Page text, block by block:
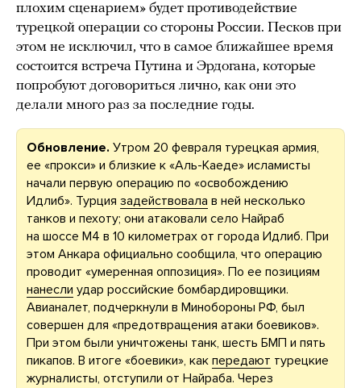
плохим сценарием» будет противодействие
турецкой операции со стороны России. Песков при
этом не исключил, что в самое ближайшее время
состоится встреча Путина и Эрдогана, которые
попробуют договориться лично, как они это
делали много раз за последние годы.
Обновление. Утром 20 февраля турецкая армия,
ее «прокси» и близкие к «Аль-Каеде» исламисты
начали первую операцию по «освобождению
Идлиб». Турция задействовала в ней несколько
танков и пехоту; они атаковали село Найраб
на шоссе М4 в 10 километрах от города Идлиб. При
этом Анкара официально сообщила, что операцию
проводит «умеренная оппозиция». По ее позициям
нанесли удар российские бомбардировщики.
Авианалет, подчеркнули в Минобороны РФ, был
совершен для «предотвращения атаки боевиков».
При этом были уничтожены танк, шесть БМП и пять
пикапов. В итоге «боевики», как передают турецкие
журналисты, отступили от Найраба. Через